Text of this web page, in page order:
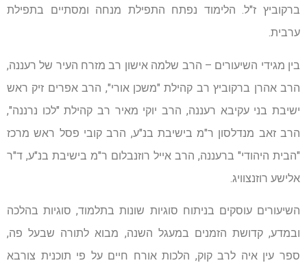
ברקוביץ ז"ל. הלימוד נפתח התפילת מנחה ומסתיים בתפילת
ערבית.
בין מגידי השיעורים – הרב שלמה אישון רב מזרח העיר של רעננה,
הרב אהרן ברקוביץ רב קהילת "משכן אורי", הרב אפרים זיק ראש
ישיבת בני עקיבא רעננה, הרב יוקי מאיר רב קהילת "לכו נרננה",
הרב זאב מנדלסון ר"מ בישיבת בנ"ע, הרב קובי פסל ראש מרכז
"הבית היהודי" ברעננה, הרב אייל רוזנבלום ר"מ בישיבת בנ"ע, ד"ר
אלישע רוזנצוויג.
השיעורים עוסקים בניתוח סוגיות שונות בתלמוד, סוגיות בהלכה
ובמדע, קדושת הזמנים במעגל השנה, מבוא לתורה שבעל פה,
ספר עין איה לרב קוק, הלכות אורח חיים על פי תוכנית צורבא